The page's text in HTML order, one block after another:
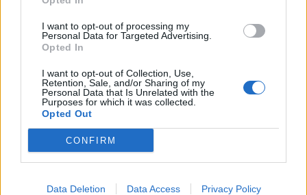
I want to opt-out of processing my
Personal Data for Targeted Advertising.
Opted In
I want to opt-out of Collection, Use,
Retention, Sale, and/or Sharing of my
Personal Data that Is Unrelated with the
Purposes for which it was collected.
Opted Out
CONFIRM
Data Deletion Data Access Privacy Policy
stać się dorosłe i odpowiedzialne, jest
prawdziwie fascynująca.
Kategorie
opracowania
Napisz recenzję książki Opowieści
z Narnii. Lew, czarownica i stara